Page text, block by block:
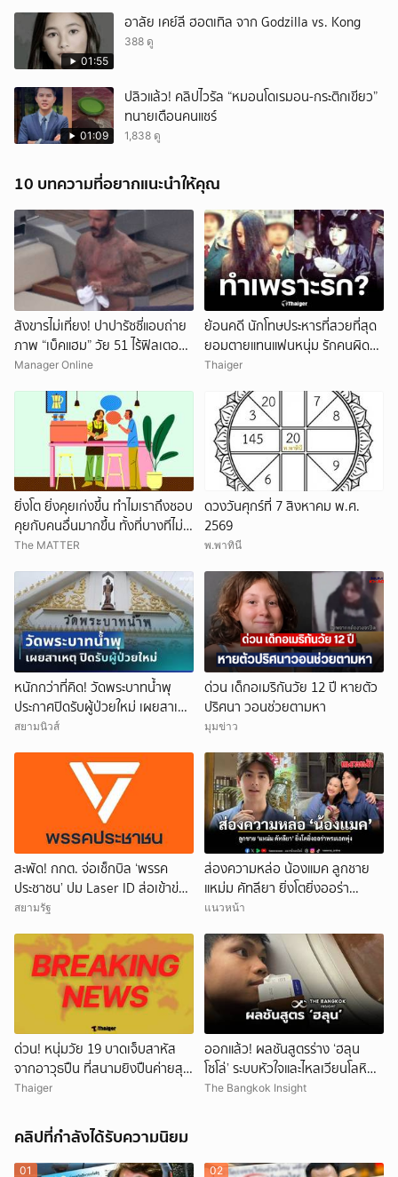
01:55
อาลัย เคย์ลี ฮอตเทิล จาก Godzilla vs. Kong
388 ดู
01:09
ปลิวแล้ว! คลิปไวรัล “หมอนโดเรมอน-กระติกเขียว”
ทนายเตือนคนแชร์
1,838 ดู
10 บทความที่อยากแนะนำให้คุณ
สังขารไม่เที่ยง! ปาปารัซซี่แอบถ่าย
ภาพ “เบ็คแฮม” วัย 51 ไร้ฟิลเตอร์
เผยให้เห็นผมบาง-ศีรษะล้าน
Manager Online
ย้อนคดี นักโทษประหารที่สวยที่สุด
ยอมตายแทนแฟนหนุ่ม รักคนผิด
ชีวิตดิ่งเหว
Thaiger
ยิ่งโต ยิ่งคุยเก่งขึ้น ทำไมเราถึงชอบ
คุยกับคนอื่นมากขึ้น ทั้งที่บางทีไม่รู้
จักกันด้วยซ้ำ
The MATTER
ดวงวันศุกร์ที่ 7 สิงหาคม พ.ศ.
2569
พ.พาทินี
หนักกว่าที่คิด! วัดพระบาทน้ำพุ
ประกาศปิดรับผู้ป่วยใหม่ เผยสาเหตุ
สุดสะเทือนใจ
สยามนิวส์
ด่วน เด็กอเมริกันวัย 12 ปี หายตัว
ปริศนา วอนช่วยตามหา
มุมข่าว
สะพัด! กกต. จ่อเช็กบิล ‘พรรค
ประชาชน’ ปม Laser ID ส่อเข้าข่าย
ยุบพรรคตาม ม.92
สยามรัฐ
ส่องความหล่อ น้องแมค ลูกชาย
แหม่ม คัทลียา ยิ่งโตยิ่งออร่า
พระเอกพุ่ง
แนวหน้า
ด่วน! หนุ่มวัย 19 บาดเจ็บสาหัส
จากอาวุธปืน ที่สนามยิงปืนค่ายสุร
นารี โคราช ตำรวจเร่งสอบสาเหตุ
Thaiger
ออกแล้ว! ผลชันสูตรร่าง ‘ฮลุน
โซโล่’ ระบบหัวใจและไหลเวียนโลหิต
ล้มเหลว
The Bangkok Insight
คลิปที่กำลังได้รับความนิยม
01 02